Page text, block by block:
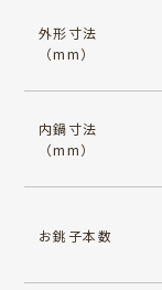
外形寸法
（mm）
内鍋寸法
（mm）
お銚子本数